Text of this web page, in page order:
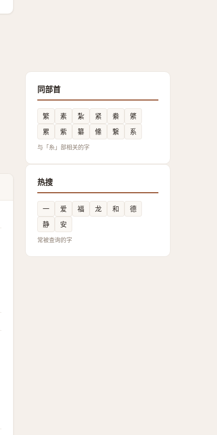
同部首
繁 素 紮 紧 絭
綮
累
紫 纂 絛 繋 系
与「糸」部相关的字
热搜
一 爱 福 龙 和
德
静
安
常被查询的字